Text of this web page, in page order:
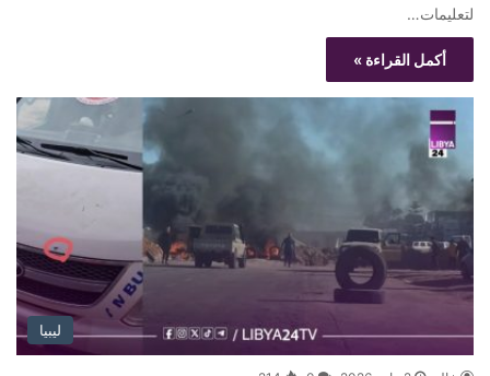
لتعليمات…
أكمل القراءة »
ليبيا